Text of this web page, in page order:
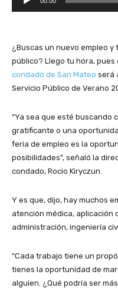
o
d
u
c
o
r
d
e
a
d
i
o
¿Buscas un nuevo empleo
público? Llego tu hora,
condado de San Mateo será
Servicio Público de Verano
“Ya sea que esté buscando
gratificante o una
feria de empleo es la
posibilidades”, señaló la
condado, Rocio Kiryczun.
Y es que, dijo, hay muchos
atención médica, aplicación
administración, ingeniería
“Cada trabajo tiene un
tienes la oportunidad de
alguien. ¿Qué podría ser